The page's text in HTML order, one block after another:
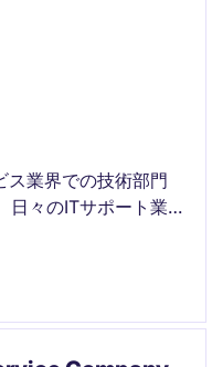
ス業界での技術部門
日々のITサポート業